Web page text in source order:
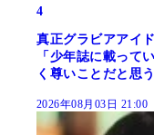
4
真正グラビアアイ
「少年誌に載って
く尊いことだと思う
2026年08月03日 21:00